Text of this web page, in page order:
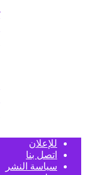
للإعلان
اتصل بنا
سياسة النشر